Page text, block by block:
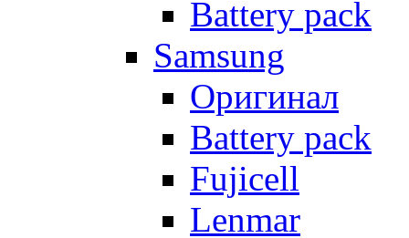
Battery pack
Samsung
Оригинал
Battery pack
Fujicell
Lenmar